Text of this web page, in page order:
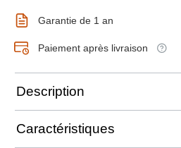
Garantie de 1 an
Paiement après livraison
Description
Caractéristiques